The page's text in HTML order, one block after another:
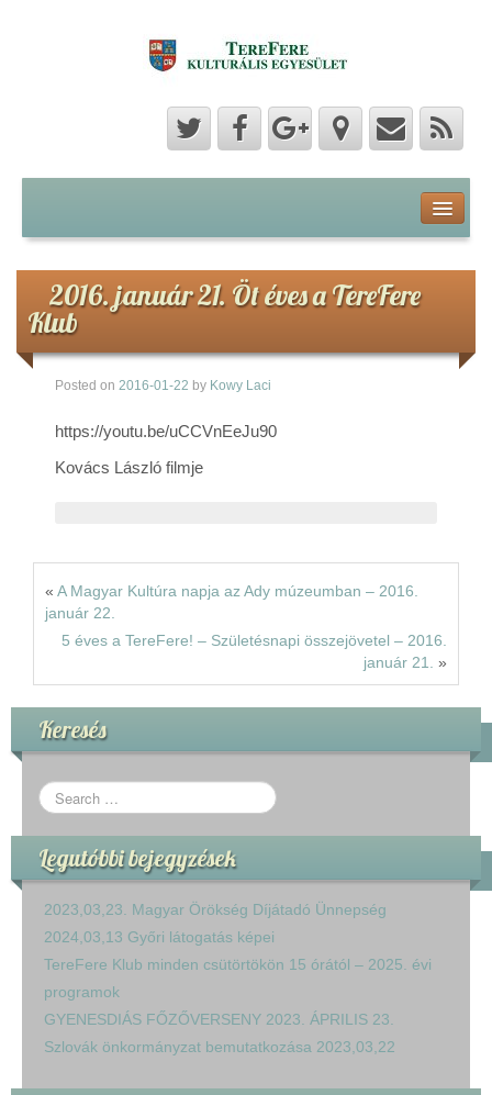
Hozzászólások
Hírek
Képek
2016. január 21. Öt éves a TereFere
Klub
Posted on 2016-01-22 by Kowy Laci
https://youtu.be/uCCVnEeJu90
Kovács László filmje
« A Magyar Kultúra napja az Ady múzeumban – 2016.
január 22.
5 éves a TereFere! – Születésnapi összejövetel – 2016.
január 21.
»
Keresés
Legutóbbi bejegyzések
2023,03,23. Magyar Örökség Díjátadó Ünnepség
2024,03,13 Győri látogatás képei
TereFere Klub minden csütörtökön 15 órától – 2025. évi
programok
GYENESDIÁS FŐZŐVERSENY 2023. ÁPRILIS 23.
Szlovák önkormányzat bemutatkozása 2023,03,22